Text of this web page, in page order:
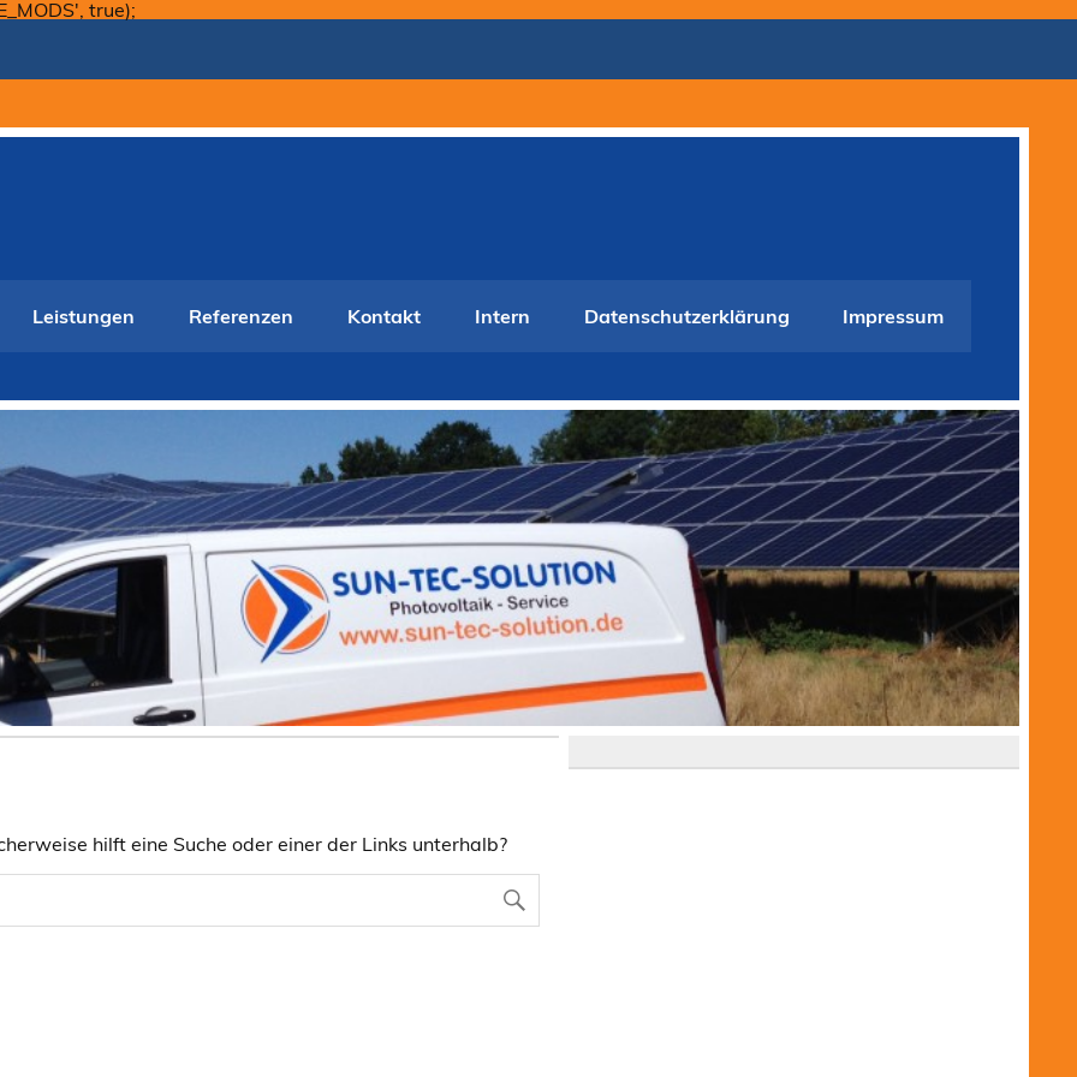
true);
Leistungen Referenzen Kontakt Intern Datenschutzerklärung Impressum
hilft eine Suche oder einer der Links unterhalb?